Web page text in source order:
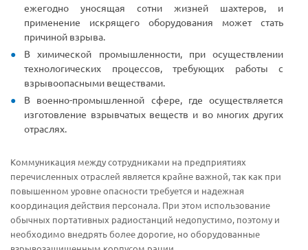
ежегодно уносящая сотни жизней шахтеров, и
применение искрящего оборудования может стать
причиной взрыва.
В химической промышленности, при осуществлении
технологических процессов, требующих работы с
взрывоопасными веществами.
В военно-промышленной сфере, где осуществляется
изготовление взрывчатых веществ и во многих других
отраслях.
Коммуникация между сотрудниками на предприятиях
перечисленных отраслей является крайне важной, так как при
повышенном уровне опасности требуется и надежная
координация действия персонала. При этом использование
обычных портативных радиостанций недопустимо, поэтому и
необходимо внедрять более дорогие, но оборудованные